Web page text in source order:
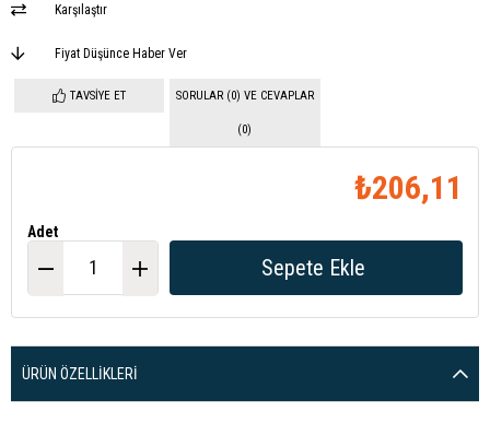
Karşılaştır
Fiyat Düşünce Haber Ver
TAVSIYE ET SORULAR (0) VE CEVAPLAR
(0)
₺206,11
Adet
ÜRÜN ÖZELLIKLERI